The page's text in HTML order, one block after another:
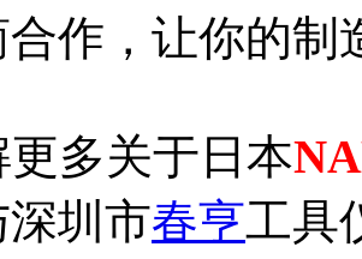
作，让你的制
多关于日本
圳市春亨工具